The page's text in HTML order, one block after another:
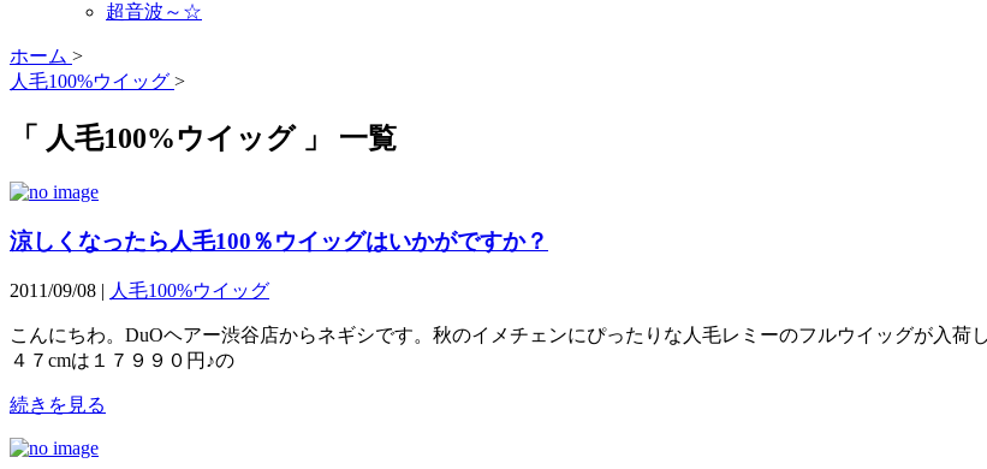
超音波～☆
ホーム >
人毛100%ウイッグ >
「 人毛100%ウイッグ 」 一覧
涼しくなったら人毛100％ウイッグはいかがですか？
2011/09/08 | 人毛100%ウイッグ
こんにちわ。DuOヘアー渋谷店からネギシです。秋のイメチェンにぴったりな人毛レミーのフルウイッグが入荷
４７cmは１７９９０円♪の
続きを見る